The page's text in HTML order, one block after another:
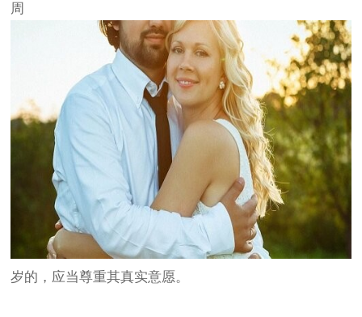
周
岁的，应当尊重其真实意愿。